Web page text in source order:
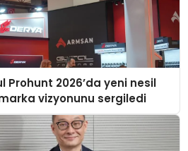
Prohunt 2026’da yeni nesil
vizyonunu sergiledi